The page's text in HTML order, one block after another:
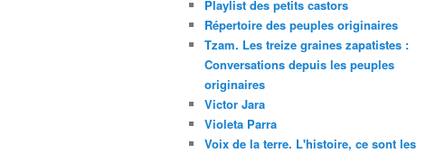
Playlist des petits castors
Répertoire des peuples originaires
Tzam. Les treize graines zapatistes :
Conversations depuis les peuples
originaires
Victor Jara
Violeta Parra
Voix de la terre. L'histoire, ce sont les